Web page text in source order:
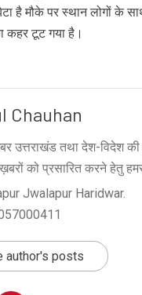
है मौके पर स्थान लोगों के
कहर टूट गया है।
Chauhan
उत्तराखंड तथा देश-विदेश
ख़बरों को प्रसारित करने हेतु
Jwalapur Haridwar.
author's posts